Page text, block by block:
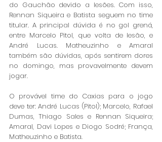
do Gauchão devido a lesões. Com isso,
Rennan Siqueira e Batista seguem no time
titular. A principal dúvida é no gol grená,
entre Marcelo Pitol, que volta de lesão, e
André Lucas. Matheuzinho e Amaral
também são dúvidas, após sentirem dores
no domingo, mas provavelmente devem
jogar.
O provável time do Caxias para o jogo
deve ter: André Lucas (Pitol); Marcelo, Rafael
Dumas, Thiago Sales e Rennan Siqueira;
Amaral, Davi Lopes e Diogo Sodré; França,
Matheuzinho e Batista.